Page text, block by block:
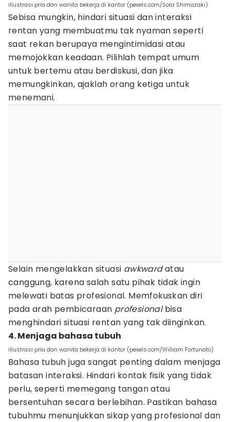
illustrasi pria dan wanita bekerja di kantor (pexels.com/Sora Shimazaki)
Sebisa mungkin, hindari situasi dan interaksi
rentan yang membuatmu tak nyaman seperti
saat rekan berupaya mengintimidasi atau
memojokkan keadaan. Pilihlah tempat umum
untuk bertemu atau berdiskusi, dan jika
memungkinkan, ajaklah orang ketiga untuk
menemani.
Selain mengelakkan situasi awkwardatau
canggung, karena salah satu pihak tidak ingin
melewati batas profesional. Memfokuskan diri
pada arah pembicaraan profesionalbisa
menghindari situasi rentan yang tak diinginkan.
4. Menjaga bahasa tubuh
illustrasi pria dan wanita bekerja di kantor (pexels.com/William Fortunato)
Bahasa tubuh juga sangat penting dalam menjaga
batasan interaksi. Hindari kontak fisik yang tidak
perlu, seperti memegang tangan atau
bersentuhan secara berlebihan. Pastikan bahasa
tubuhmu menunjukkan sikap yang profesional dan